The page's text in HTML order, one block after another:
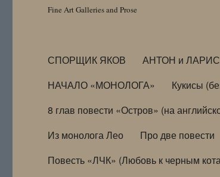
Fine Art Galleries and Prose
СПОРЩИК ЯКОВ АНТОН и
НАЧАЛО «МОНОЛОГА»
Кукисы
8 глав повести «Остров» (на
Из монолога Лео
Про две повести
Повесть «ЛЧК» (Любовь к черным